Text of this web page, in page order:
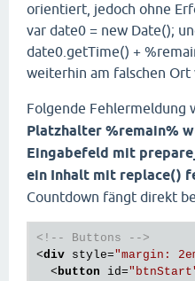
orientiert, jedoch ohne
var date0 = new Date();
date0.getTime() +
weiterhin am falschen Ort
Folgende Fehlermeldung
Platzhalter %remain%
Eingabefeld mit
ein Inhalt mit replace()
Countdown fängt direkt
<!-- Buttons -->
<div style="margin:
<button id=